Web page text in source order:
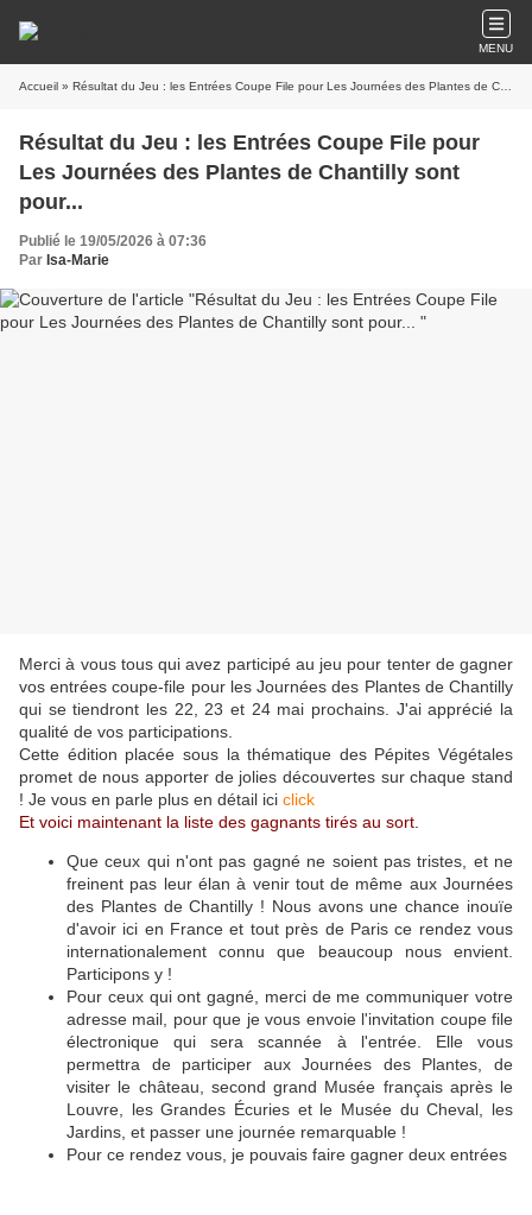
MENU
Accueil » Résultat du Jeu : les Entrées Coupe File pour Les Journées des Plantes de Chantilly sont pour...
Résultat du Jeu : les Entrées Coupe File pour
Les Journées des Plantes de Chantilly sont
pour...
Publié le 19/05/2026 à 07:36
Par Isa-Marie
Merci à vous tous qui avez participé au jeu pour tenter de gagner
vos entrées coupe-file pour les Journées des Plantes de Chantilly
qui se tiendront les 22, 23 et 24 mai prochains. J'ai apprécié la
qualité de vos participations.
Cette édition placée sous la thématique des Pépites Végétales
promet de nous apporter de jolies découvertes sur chaque stand
! Je vous en parle plus en détail ici click
Et voici maintenant la liste des gagnants tirés au sort.
Que ceux qui n'ont pas gagné ne soient pas tristes, et ne
freinent pas leur élan à venir tout de même aux Journées
des Plantes de Chantilly ! Nous avons une chance inouïe
d'avoir ici en France et tout près de Paris ce rendez vous
internationalement connu que beaucoup nous envient.
Participons y !
Pour ceux qui ont gagné, merci de me communiquer votre
adresse mail, pour que je vous envoie l'invitation coupe file
électronique qui sera scannée à l'entrée. Elle vous
permettra de participer aux Journées des Plantes, de
visiter le château, second grand Musée français après le
Louvre, les Grandes Écuries et le Musée du Cheval, les
Jardins, et passer une journée remarquable !
Pour ce rendez vous, je pouvais faire gagner deux entrées